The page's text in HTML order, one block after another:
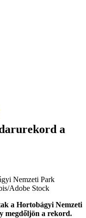
a
Nemzeti Park
Adobe Stock
a Hortobágyi Nemzeti
megdőljön a rekord.